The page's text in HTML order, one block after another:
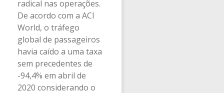
radical nas operações.
De acordo com a ACI
World, o tráfego
global de passageiros
havia caído a uma taxa
sem precedentes de
-94,4% em abril de
2020 considerando o